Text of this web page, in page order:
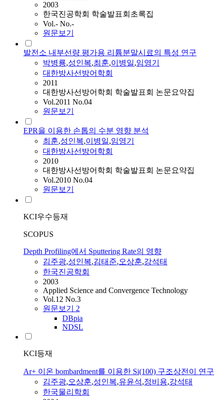
2003
한국진공학회 학술발표회초록집
Vol.- No.-
원문보기
발전소 내부선량 평가용 리튬분말시료의 특성 연구
박병룡,성인복,최훈,이병일,임영기
대한방사선방어학회
2011
대한방사선방어학회 학술발표회 논문요약집
Vol.2011 No.04
원문보기
EPR을 이용한 손톱의 수분 영향 분석
최훈,성인복,이병일,임영기
대한방사선방어학회
2010
대한방사선방어학회 학술발표회 논문요약집
Vol.2010 No.04
원문보기
KCI우수등재
SCOPUS
Depth Profiling에서 Sputtering Rate의 영향
김주광,성인복,김태준,오상훈,강석태
한국진공학회
2003
Applied Science and Convergence Technology
Vol.12 No.3
원문보기 2
DBpia
NDSL
KCI등재
Ar+ 이온 bombardment를 이용한 Si(100) 구조상전이 연구
김주광,오상훈,성인복,유윤석,정비용,강석태
한국물리학회